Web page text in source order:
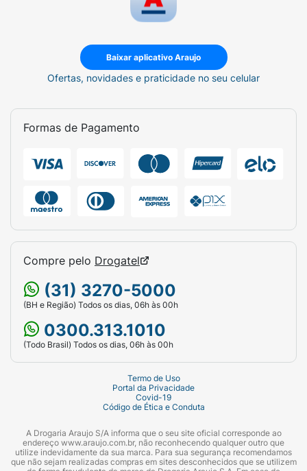
Baixar aplicativo Araujo
Ofertas, novidades e praticidade no seu celular
Formas de Pagamento
Compre pelo Drogatel
(31) 3270-5000
(BH e Região) Todos os dias, 06h às 00h
0300.313.1010
(Todo Brasil) Todos os dias, 06h às 00h
Termo de Uso
Portal da Privacidade
Covid-19
Código de Ética e Conduta
A Drogaria Araujo S/A informa que o seu site oficial corresponde ao
endereço www.araujo.com.br, não reconhecendo qualquer outro que
utilize indevidamente da sua marca. Para sua segurança recomendamos
que não sejam realizadas compras em sites desconhecidos que se utilizem